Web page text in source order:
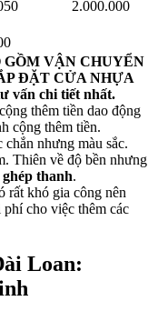
2.000.000
VẬN CHUYỂN
ĐẶT CỬA NHỰA
vấn chi tiết nhất.
thêm tiền dao động
cộng thêm tiền.
nhưng màu sắc.
Thiên về độ bền nhưng
thanh.
rất khó gia công nên
cho việc thêm các
Loan: